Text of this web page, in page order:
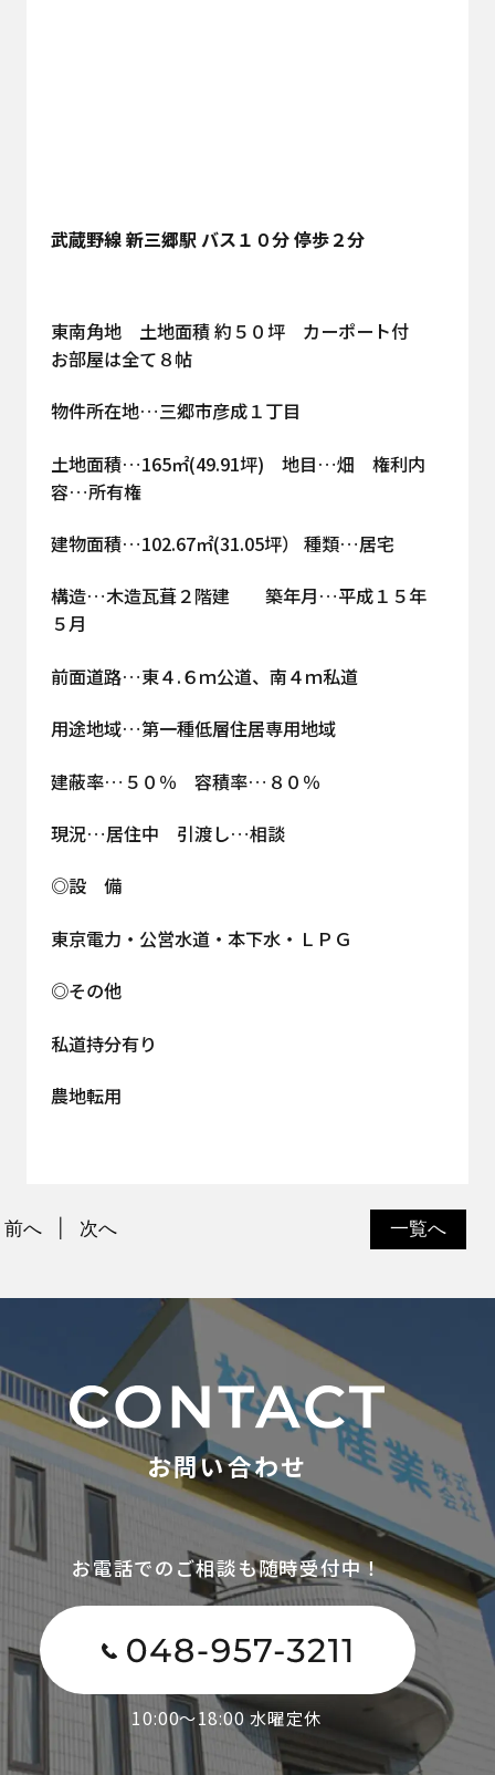
武蔵野線新三郷駅 バス１０分停歩２分
東南角地 土地面積 約５０坪 カーポート付
お部屋は全て８帖
物件所在地…三郷市彦成１丁目
土地面積…165㎡(49.91坪) 地目…畑 権利内
容…所有権
建物面積…102.67㎡(31.05坪） 種類…居宅
構造…木造瓦葺２階建 築年月…平成１５年
５月
前面道路…東４.６ｍ公道、南４ｍ私道
用途地域…第一種低層住居専用地域
建蔽率…５０％ 容積率…８０％
現況…居住中 引渡し…相談
◎設 備
東京電力・公営水道・本下水・ＬＰＧ
◎その他
私道持分有り
農地転用
一覧へ
前へ 次へ
お問い合わせ
お電話でのご相談も随時受付中！
10:00～18:00 水曜定休